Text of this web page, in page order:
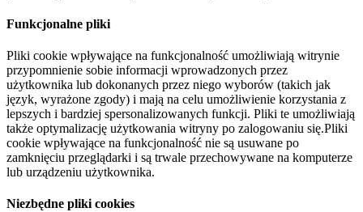
Funkcjonalne pliki
Pliki cookie wpływające na funkcjonalność umożliwiają witrynie
przypomnienie sobie informacji wprowadzonych przez
użytkownika lub dokonanych przez niego wyborów (takich jak
język, wyrażone zgody) i mają na celu umożliwienie korzystania z
lepszych i bardziej spersonalizowanych funkcji. Pliki te umożliwiają
także optymalizację użytkowania witryny po zalogowaniu się.Pliki
cookie wpływające na funkcjonalność nie są usuwane po
zamknięciu przeglądarki i są trwale przechowywane na komputerze
lub urządzeniu użytkownika.
Niezbędne pliki cookies